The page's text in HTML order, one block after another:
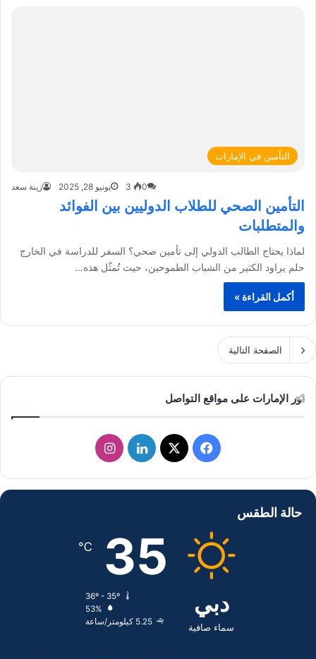
التأمين في الإمارات
زينة سعد يونيو 28, 2025 0
التأمين الصحي للطلاب الدوليين بين الفوائد
والمتطلبات
لماذا يحتاج الطالب الدولي إلى تأمين صحي؟ السفر للدراسة في الخارج
حلم يراود الكثير من الشباب الطموحين، حيث تُمثّل هذه…
أكمل القراءة »
الصفحة التالية
نور الإمارات على مواقع التواصل
ي
و
X
ي
د
ن
ن
ا
حالة الطقس
دبي
سماء صافية
35
℃
53%
5.25 كيلومتر/ساعة